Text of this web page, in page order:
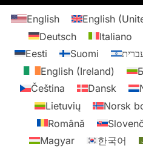
English English
Deutsch
Italiano
Eesti
Suomi
English (Ireland)
Čeština
Dansk
Lietuvių
Norsk
Română
Magyar
한국어